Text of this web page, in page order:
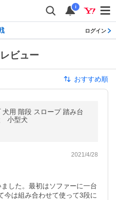
i
ログイン
ビュー
おすすめ順
犬用 階段 スロープ 踏み台
小型犬
2021/4/28
した。最初はソファーに一台
今は組み合わせて使って3段に